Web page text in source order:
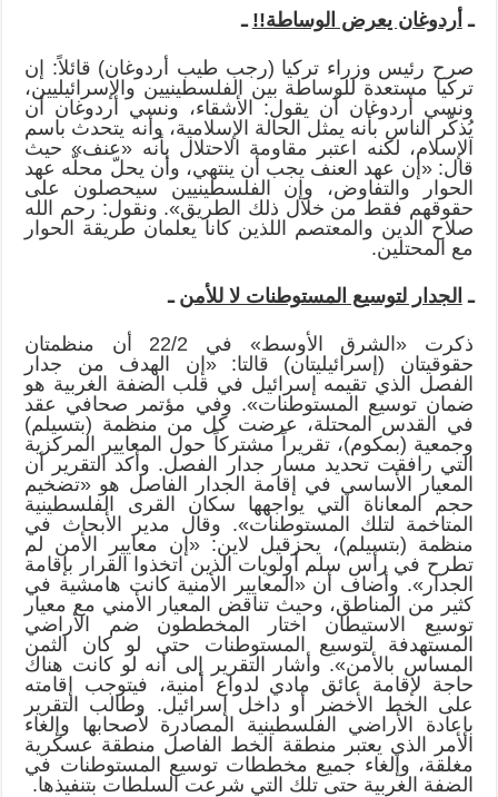
ـ أردوغان يعرض الوساطة!! ـ
صرح رئيس وزراء تركيا (رجب طيب أردوغان) قائلاً: إن
تركيا مستعدة للوساطة بين الفلسطينيين والإسرائيليين،
ونسي أردوغان أن يقول: الأشقاء، ونسي أردوغان أن
يُذكّر الناس بأنه يمثل الحالة الإسلامية، وأنه يتحدث باسم
الإسلام، لكنه اعتبر مقاومة الاحتلال بأنه «عنف» حيث
قال: «إن عهد العنف يجب أن ينتهي، وأن يحلّ محلّه عهد
الحوار والتفاوض، وإن الفلسطينيين سيحصلون على
حقوقهم فقط من خلال ذلك الطريق». ونقول: رحم الله
صلاح الدين والمعتصم اللذين كانا يعلمان طريقة الحوار
مع المحتلين.
ـ الجدار لتوسيع المستوطنات لا للأمن ـ
ذكرت «الشرق الأوسط» في 22/2 أن منظمتان
حقوقيتان (إسرائيليتان) قالتا: «إن الهدف من جدار
الفصل الذي تقيمه إسرائيل في قلب الضفة الغربية هو
ضمان توسيع المستوطنات». وفي مؤتمر صحافي عقد
في القدس المحتلة، عرضت كل من منظمة (بتسيلم)
وجمعية (بمكوم)، تقريراً مشتركاً حول المعايير المركزية
التي رافقت تحديد مسار جدار الفصل. وأكد التقرير أن
المعيار الأساسي في إقامة الجدار الفاصل هو «تضخيم
حجم المعاناة التي يواجهها سكان القرى الفلسطينية
المتاخمة لتلك المستوطنات». وقال مدير الأبحاث في
منظمة (بتسيلم)، يحزقيل لاين: «إن معايير الأمن لم
تطرح في رأس سلم أولويات الذين اتخذوا القرار بإقامة
الجدار». وأضاف أن «المعايير الأمنية كانت هامشية في
كثير من المناطق، وحيث تناقض المعيار الأمني مع معيار
توسيع الاستيطان اختار المخططون ضم الأراضي
المستهدفة لتوسيع المستوطنات حتى لو كان الثمن
المساس بالأمن». وأشار التقرير إلى أنه لو كانت هناك
حاجة لإقامة عائق مادي لدواع أمنية، فيتوجب إقامته
على الخط الأخضر أو داخل إسرائيل. وطالب التقرير
بإعادة الأراضي الفلسطينية المصادرة لأصحابها وإلغاء
الأمر الذي يعتبر منطقة الخط الفاصل منطقة عسكرية
مغلقة، وإلغاء جميع مخططات توسيع المستوطنات في
الضفة الغربية حتى تلك التي شرعت السلطات بتنفيذها.